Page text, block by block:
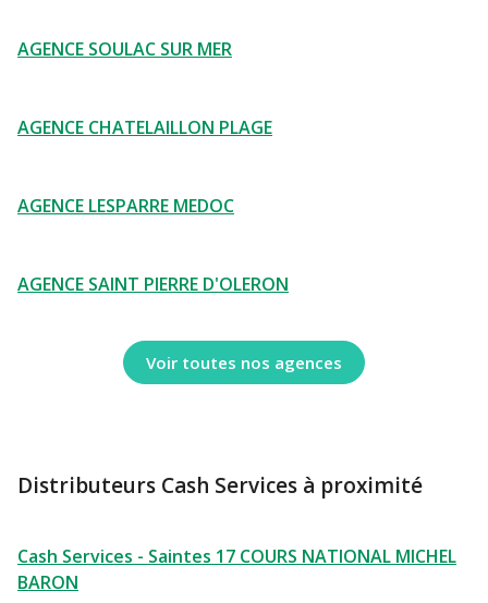
AGENCE SOULAC SUR MER
AGENCE CHATELAILLON PLAGE
AGENCE LESPARRE MEDOC
AGENCE SAINT PIERRE D'OLERON
Voir toutes nos agences
Distributeurs Cash Services à proximité
Cash Services - Saintes 17 COURS NATIONAL MICHEL
BARON